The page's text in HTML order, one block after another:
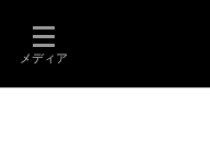
メディア